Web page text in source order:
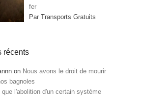
fer
Par Transports Gratuits
récents
on Nous avons le droit de mourir
bagnoles
que l'abolition d'un certain système